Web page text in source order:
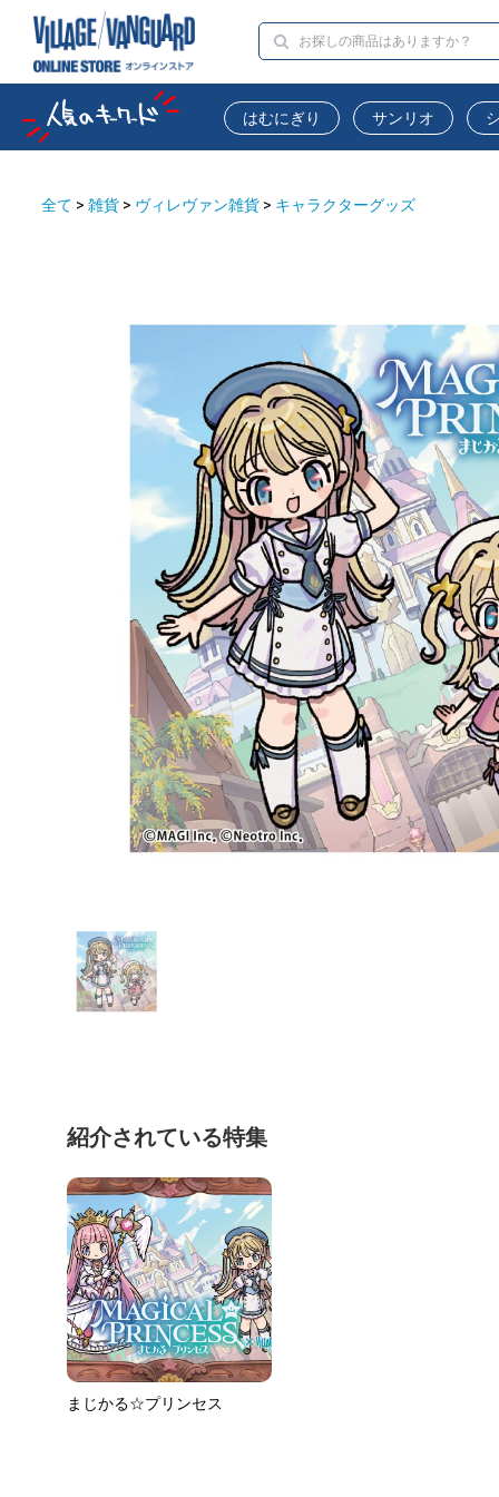
はむにぎり サンリオ
全て > 雑貨 > ヴィレヴァン雑貨 > キャラクターグッズ
紹介されている特集
まじかる☆プリンセス